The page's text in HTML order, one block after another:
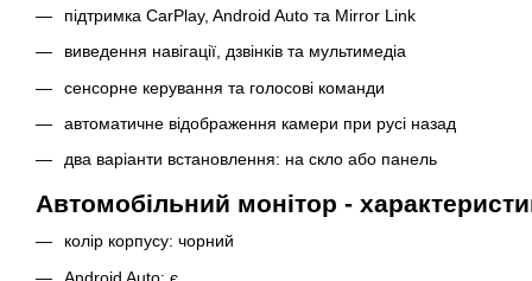
підтримка CarPlay, Android Auto та Mirror Link
виведення навігації, дзвінків та мультимедіа
сенсорне керування та голосові команди
автоматичне відображення камери при русі назад
два варіанти встановлення: на скло або панель
Автомобільний монітор -
колір корпусу: чорний
Android Auto: є